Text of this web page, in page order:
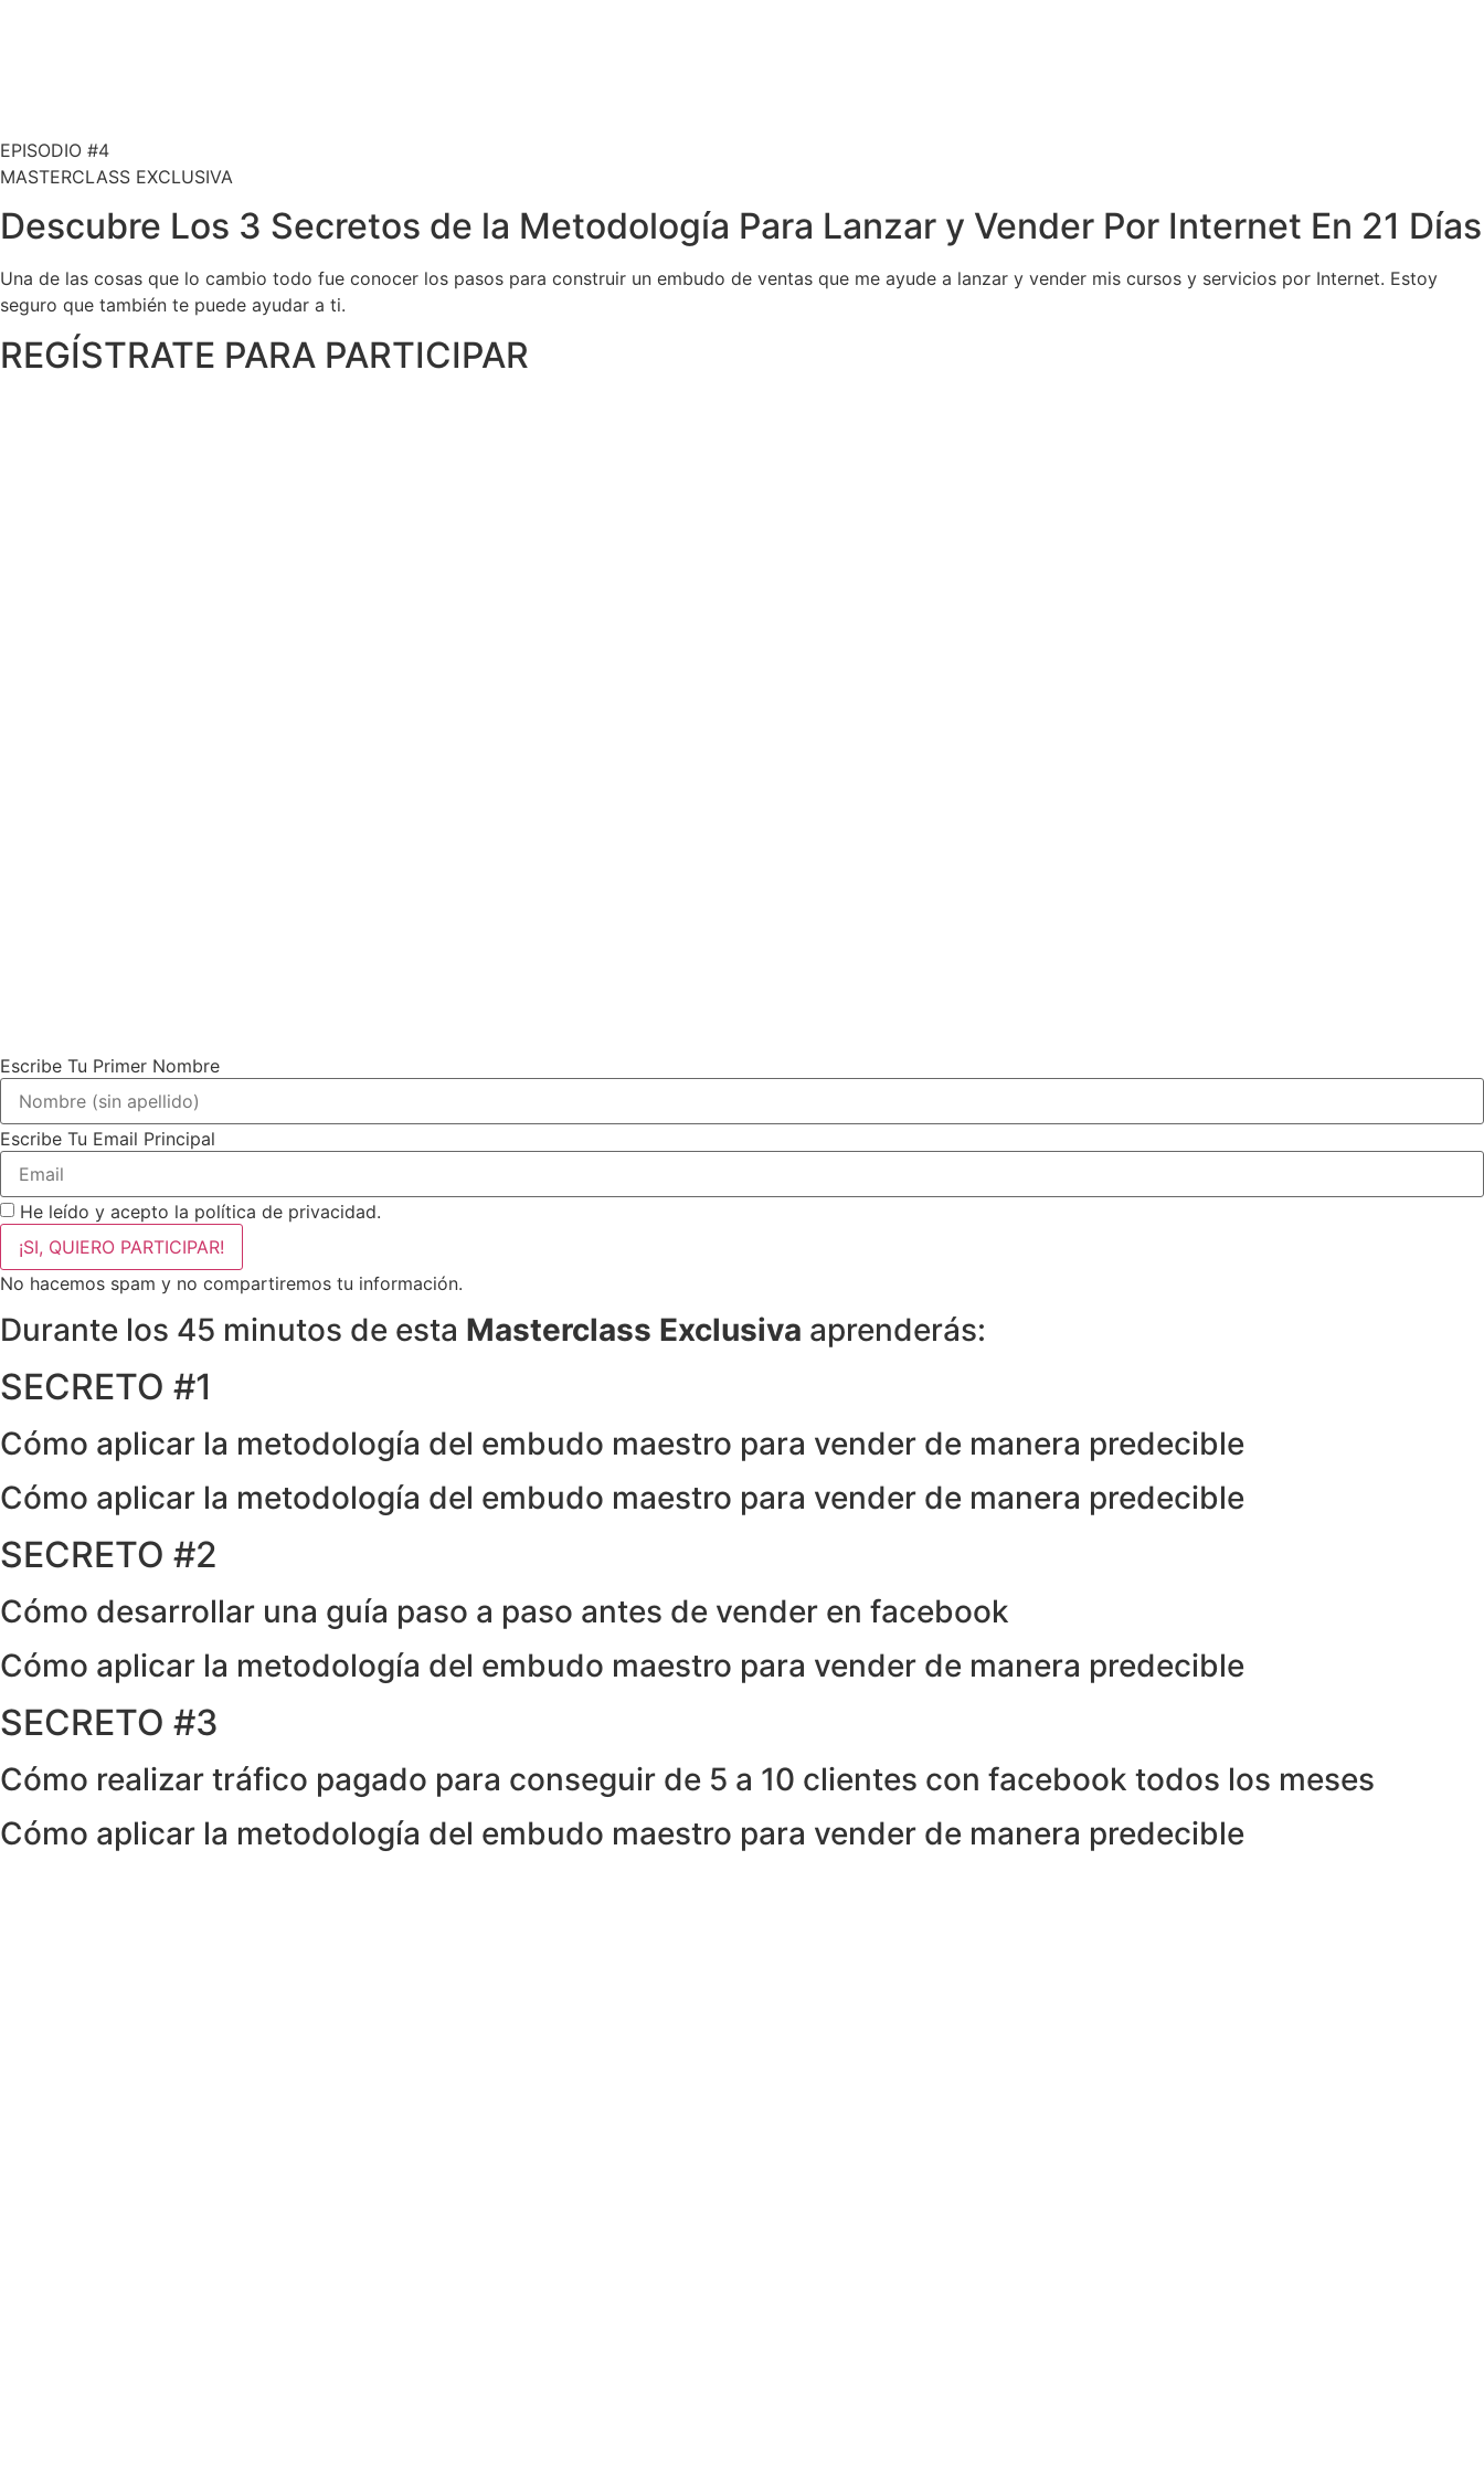
EPISODIO #4
MASTERCLASS EXCLUSIVA
Descubre Los 3 Secretos de la Metodología Para Lanzar y Vender Por Internet En 21 Días
Una de las cosas que lo cambio todo fue conocer los pasos para construir un embudo de ventas que me ayude a lanzar y vender mis cursos y servicios por Internet. Estoy
seguro que también te puede ayudar a ti.
REGÍSTRATE PARA PARTICIPAR
Escribe Tu Primer Nombre
Escribe Tu Email Principal
He leído y acepto la política de privacidad.
¡SI, QUIERO PARTICIPAR!
No hacemos spam y no compartiremos tu información.
Durante los 45 minutos de esta Masterclass Exclusiva aprenderás:
SECRETO #1
Cómo aplicar la metodología del embudo maestro para vender de manera predecible
Cómo aplicar la metodología del embudo maestro para vender de manera predecible
SECRETO #2
Cómo desarrollar una guía paso a paso antes de vender en facebook
Cómo aplicar la metodología del embudo maestro para vender de manera predecible
SECRETO #3
Cómo realizar tráfico pagado para conseguir de 5 a 10 clientes con facebook todos los meses
Cómo aplicar la metodología del embudo maestro para vender de manera predecible